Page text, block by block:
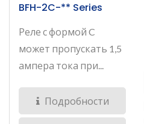
BFH-2C-** Series
Реле с формой C
может пропускать 1,5
ампера тока при...
Подробности